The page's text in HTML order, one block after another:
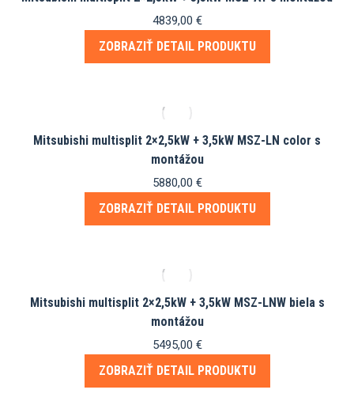
4839,00 €
ZOBRAZIŤ DETAIL PRODUKTU
Mitsubishi multisplit 2×2,5kW + 3,5kW MSZ-LN color s
montážou
5880,00 €
ZOBRAZIŤ DETAIL PRODUKTU
Mitsubishi multisplit 2×2,5kW + 3,5kW MSZ-LNW biela s
montážou
5495,00 €
ZOBRAZIŤ DETAIL PRODUKTU